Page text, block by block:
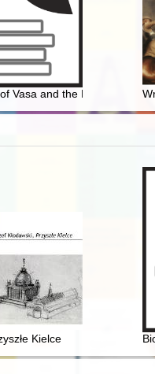
1983) na terenie
w Trzciance 1924-2024
Vasa and the House of
= Hirschberg durch
Kielce